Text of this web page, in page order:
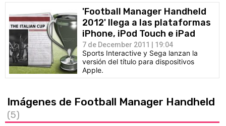
'Football Manager Handheld
2012' llega a las plataformas
iPhone, iPod Touch e iPad
7 de December 2011 | 19:04
Sports Interactive y Sega lanzan la
versión del título para dispositivos
Apple.
Imágenes de Football Manager Handheld
(5)